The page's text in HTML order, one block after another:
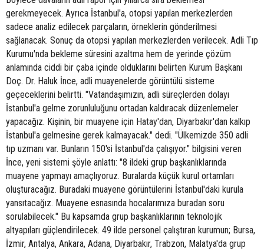
gerekmeyecek. Ayrıca İstanbul'a, otopsi yapılan merkezlerden
sadece analiz edilecek parçaların, örneklerin gönderilmesi
sağlanacak. Sonuç da otopsi yapılan merkezlerden verilecek. Adli Tıp
Kurumu'nda bekleme süresini azaltma hem de yerinde çözüm
anlamında ciddi bir çaba içinde olduklarını belirten Kurum Başkanı
Doç. Dr. Haluk İnce, adli muayenelerde görüntülü sisteme
geçeceklerini belirtti. "Vatandaşımızın, adli süreçlerden dolayı
İstanbul'a gelme zorunluluğunu ortadan kaldıracak düzenlemeler
yapacağız. Kişinin, bir muayene için Hatay'dan, Diyarbakır'dan kalkıp
İstanbul'a gelmesine gerek kalmayacak." dedi. "Ülkemizde 350 adli
tıp uzmanı var. Bunların 150'si İstanbul'da çalışıyor." bilgisini veren
İnce, yeni sistemi şöyle anlattı: "8 ildeki grup başkanlıklarında
muayene yapmayı amaçlıyoruz. Buralarda küçük kurul ortamları
oluşturacağız. Buradaki muayene görüntülerini İstanbul'daki kurula
yansıtacağız. Muayene esnasında hocalarımıza buradan soru
sorulabilecek." Bu kapsamda grup başkanlıklarının teknolojik
altyapıları güçlendirilecek. 49 ilde personel çalıştıran kurumun; Bursa,
İzmir, Antalya, Ankara, Adana, Diyarbakır, Trabzon, Malatya'da grup